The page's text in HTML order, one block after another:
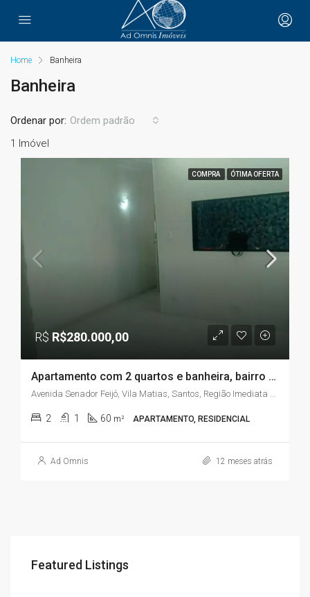
Home Banheira
Banheira
1 Imóvel
Ordenar por: Ordem padrão
COMPRA ÓTIMA OFERTA
R$ R$280.000,00
Apartamento com 2 quartos e banheira, bairro Vila Mathias, em Santos/SP
Avenida Senador Feijó, Vila Matias, Santos, Região Imediata de Santos, Região Metropolitana da Baixada Santista, Região Geográfica Intermediária de São Paulo, São Paulo, Região Sudeste, 11015-502, Brasil
2 1 60 m² APARTAMENTO, RESIDENCIAL
Ad Omnis 12 meses atrás
Featured Listings